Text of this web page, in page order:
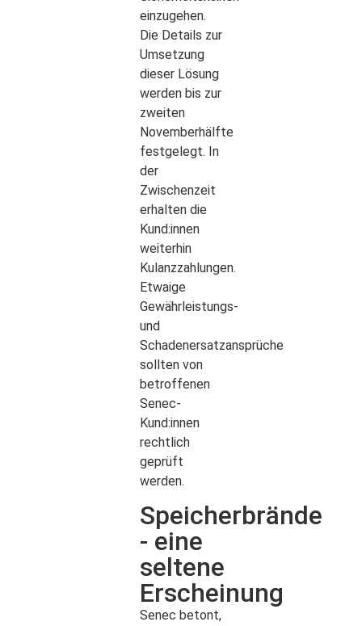
einzugehen.
Die Details zur
Umsetzung
dieser Lösung
werden bis zur
zweiten
Novemberhälfte
festgelegt. In
der
Zwischenzeit
erhalten die
Kund:innen
weiterhin
Kulanzzahlungen.
Etwaige
Gewährleistungs-
und
Schadenersatzansprüche
sollten von
betroffenen
Senec-
Kund:innen
rechtlich
geprüft
werden.
Speicherbrände
- eine
seltene
Erscheinung
Senec betont,